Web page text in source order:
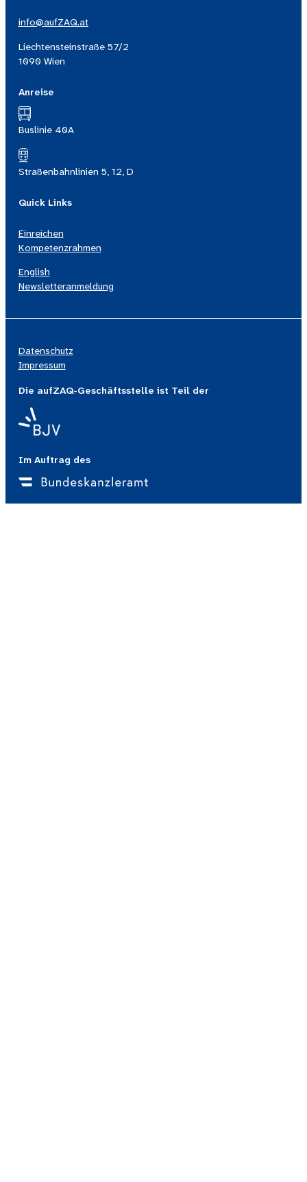
info@aufZAQ.at
Liechtensteinstraße 57/2
1090 Wien
Anreise
Buslinie 40A
Straßenbahnlinien 5, 12, D
Quick Links
Einreichen
Kompetenzrahmen
English
Newsletteranmeldung
Datenschutz
Impressum
Die aufZAQ-Geschäftsstelle ist Teil der
Im Auftrag des